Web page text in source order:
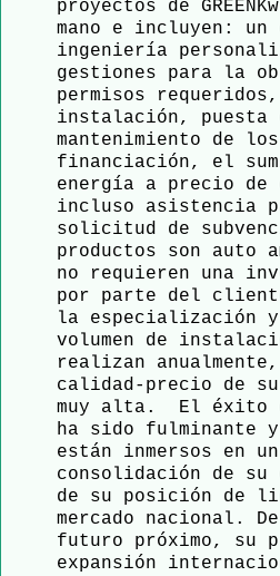
proyectos de
mano e incluyen: un
ingeniería
gestiones para la
permisos
instalación, puesta
mantenimiento de
financiación, el
energía a precio de
incluso asistencia
solicitud de
productos son auto
no requieren una
por parte del
la especialización
volumen de
realizan
calidad-precio de
muy alta.  El éxito
ha sido fulminante
están inmersos en
consolidación de su
de su posición de
mercado nacional.
futuro próximo, su
expansión